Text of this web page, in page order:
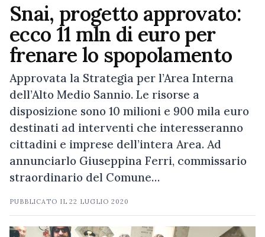
Snai, progetto approvato:
ecco 11 mln di euro per
frenare lo spopolamento
Approvata la Strategia per l’Area Interna
dell’Alto Medio Sannio. Le risorse a
disposizione sono 10 milioni e 900 mila euro
destinati ad interventi che interesseranno
cittadini e imprese dell’intera Area. Ad
annunciarlo Giuseppina Ferri, commissario
straordinario del Comune…
PUBBLICATO IL22 LUGLIO 2020